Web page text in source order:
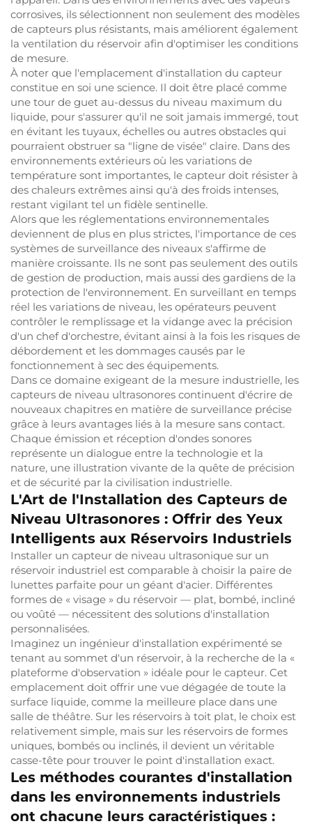
corrosives, ils sélectionnent non seulement des modèles
de capteurs plus résistants, mais améliorent également
la ventilation du réservoir afin d'optimiser les conditions
de mesure.
À noter que l'emplacement d'installation du capteur
constitue en soi une science. Il doit être placé comme
une tour de guet au-dessus du niveau maximum du
liquide, pour s'assurer qu'il ne soit jamais immergé, tout
en évitant les tuyaux, échelles ou autres obstacles qui
pourraient obstruer sa "ligne de visée" claire. Dans des
environnements extérieurs où les variations de
température sont importantes, le capteur doit résister à
des chaleurs extrêmes ainsi qu'à des froids intenses,
restant vigilant tel un fidèle sentinelle.
Alors que les réglementations environnementales
deviennent de plus en plus strictes, l'importance de ces
systèmes de surveillance des niveaux s'affirme de
manière croissante. Ils ne sont pas seulement des outils
de gestion de production, mais aussi des gardiens de la
protection de l'environnement. En surveillant en temps
réel les variations de niveau, les opérateurs peuvent
contrôler le remplissage et la vidange avec la précision
d'un chef d'orchestre, évitant ainsi à la fois les risques de
débordement et les dommages causés par le
fonctionnement à sec des équipements.
Dans ce domaine exigeant de la mesure industrielle, les
capteurs de niveau ultrasonores continuent d'écrire de
nouveaux chapitres en matière de surveillance précise
grâce à leurs avantages liés à la mesure sans contact.
Chaque émission et réception d'ondes sonores
représente un dialogue entre la technologie et la
nature, une illustration vivante de la quête de précision
et de sécurité par la civilisation industrielle.
L'Art de l'Installation des Capteurs de
Niveau Ultrasonores : Offrir des Yeux
Intelligents aux Réservoirs Industriels
Installer un capteur de niveau ultrasonique sur un
réservoir industriel est comparable à choisir la paire de
lunettes parfaite pour un géant d'acier. Différentes
formes de « visage » du réservoir — plat, bombé, incliné
ou voûté — nécessitent des solutions d'installation
personnalisées.
Imaginez un ingénieur d'installation expérimenté se
tenant au sommet d'un réservoir, à la recherche de la «
plateforme d'observation » idéale pour le capteur. Cet
emplacement doit offrir une vue dégagée de toute la
surface liquide, comme la meilleure place dans une
salle de théâtre. Sur les réservoirs à toit plat, le choix est
relativement simple, mais sur les réservoirs de formes
uniques, bombés ou inclinés, il devient un véritable
casse-tête pour trouver le point d'installation exact.
Les méthodes courantes d'installation
dans les environnements industriels
ont chacune leurs caractéristiques :